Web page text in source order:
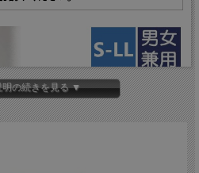
の続きを見る ▼